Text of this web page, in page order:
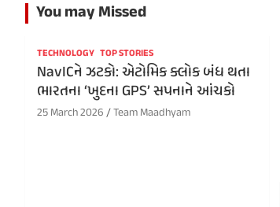
You may Missed
TECHNOLOGY TOP STORIES
NavICને ઝટકો: એટોમિક ક્લોક બંધ થતા
ભારતના ‘ખુદના GPS’ સપનાને આંચકો
25 March 2026 Team Maadhyam